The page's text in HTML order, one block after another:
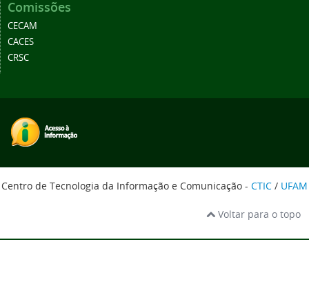
Comissões
CECAM
CACES
CRSC
Centro de Tecnologia da Informação e Comunicação - CTIC / UFAM
Voltar para o topo